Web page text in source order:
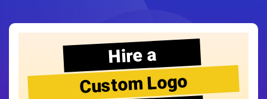
Hire a
Custom Logo